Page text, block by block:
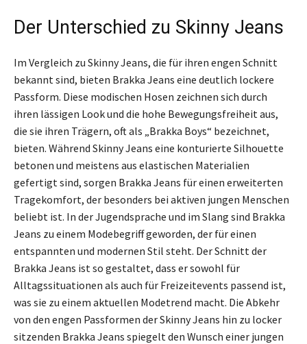
Der Unterschied zu Skinny Jeans
Im Vergleich zu Skinny Jeans, die für ihren engen Schnitt
bekannt sind, bieten Brakka Jeans eine deutlich lockere
Passform. Diese modischen Hosen zeichnen sich durch
ihren lässigen Look und die hohe Bewegungsfreiheit aus,
die sie ihren Trägern, oft als „Brakka Boys“ bezeichnet,
bieten. Während Skinny Jeans eine konturierte Silhouette
betonen und meistens aus elastischen Materialien
gefertigt sind, sorgen Brakka Jeans für einen erweiterten
Tragekomfort, der besonders bei aktiven jungen Menschen
beliebt ist. In der Jugendsprache und im Slang sind Brakka
Jeans zu einem Modebegriff geworden, der für einen
entspannten und modernen Stil steht. Der Schnitt der
Brakka Jeans ist so gestaltet, dass er sowohl für
Alltagssituationen als auch für Freizeitevents passend ist,
was sie zu einem aktuellen Modetrend macht. Die Abkehr
von den engen Passformen der Skinny Jeans hin zu locker
sitzenden Brakka Jeans spiegelt den Wunsch einer jungen